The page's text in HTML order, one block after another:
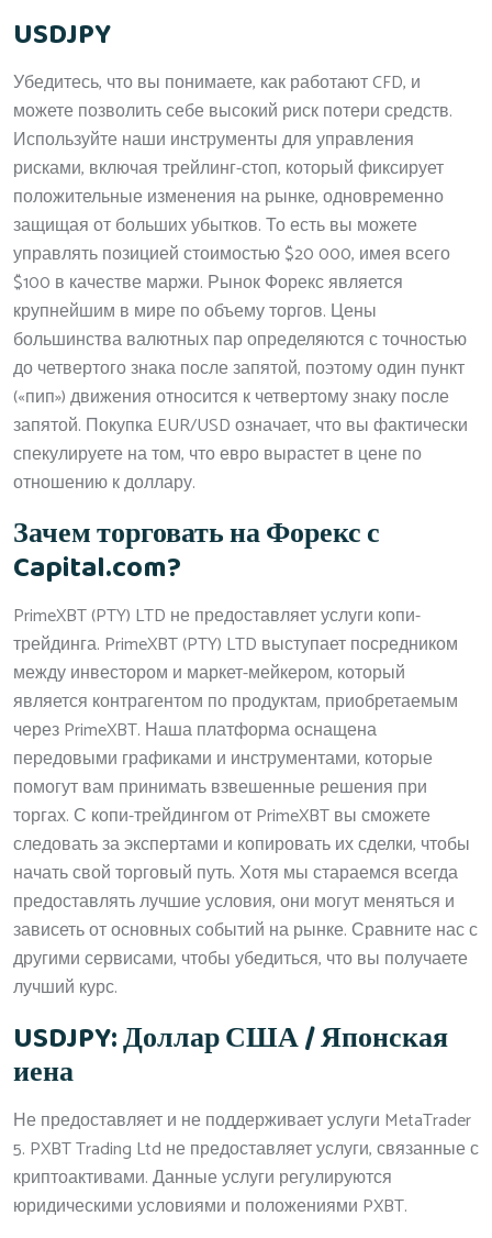
USDJPY
Убедитесь, что вы понимаете, как работают CFD, и
можете позволить себе высокий риск потери средств.
Используйте наши инструменты для управления
рисками, включая трейлинг-стоп, который фиксирует
положительные изменения на рынке, одновременно
защищая от больших убытков. То есть вы можете
управлять позицией стоимостью $20 000, имея всего
$100 в качестве маржи. Рынок Форекс является
крупнейшим в мире по объему торгов. Цены
большинства валютных пар определяются с точностью
до четвертого знака после запятой, поэтому один пункт
(«пип») движения относится к четвертому знаку после
запятой. Покупка EUR/USD означает, что вы фактически
спекулируете на том, что евро вырастет в цене по
отношению к доллару.
Зачем торговать на Форекс с
Capital.com?
PrimeXBT (PTY) LTD не предоставляет услуги копи-
трейдинга. PrimeXBT (PTY) LTD выступает посредником
между инвестором и маркет-мейкером, который
является контрагентом по продуктам, приобретаемым
через PrimeXBT. Наша платформа оснащена
передовыми графиками и инструментами, которые
помогут вам принимать взвешенные решения при
торгах. С копи-трейдингом от PrimeXBT вы сможете
следовать за экспертами и копировать их сделки, чтобы
начать свой торговый путь. Хотя мы стараемся всегда
предоставлять лучшие условия, они могут меняться и
зависеть от основных событий на рынке. Сравните нас с
другими сервисами, чтобы убедиться, что вы получаете
лучший курс.
USDJPY: Доллар США / Японская
иена
Не предоставляет и не поддерживает услуги MetaTrader
5. PXBT Trading Ltd не предоставляет услуги, связанные с
криптоактивами. Данные услуги регулируются
юридическими условиями и положениями PXBT.